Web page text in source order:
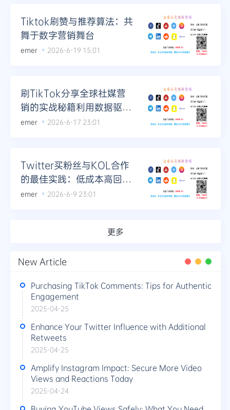
Tiktok刷赞与推荐算法：共
舞于数字营销舞台
emer 2026-6-19 15:01
刷TikTok分享全球社媒营
销的实战秘籍利用数据驱动
营销决策
emer 2026-6-17 23:01
Twitter买粉丝与KOL合作
的最佳实践：低成本高回报
的营销策略
emer 2026-6-9 23:01
更多
New Article
Purchasing TikTok Comments: Tips for Authentic
Engagement
2025-04-25
Enhance Your Twitter Influence with Additional
Retweets
2025-04-25
Amplify Instagram Impact: Secure More Video
Views and Reactions Today
2025-04-24